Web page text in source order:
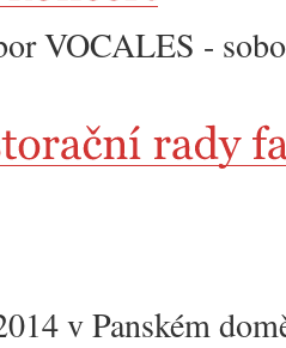
VOCALES -
v Panském